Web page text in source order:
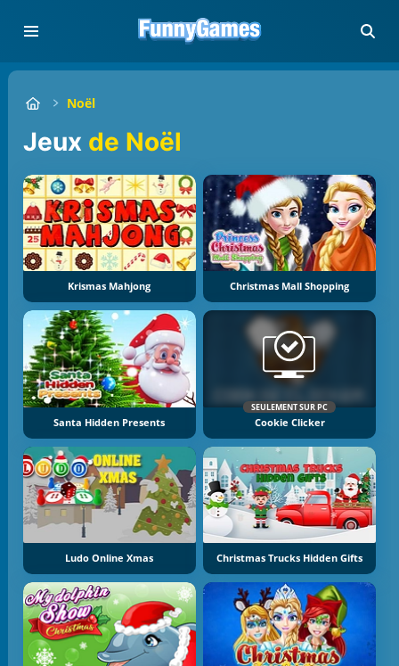
Noël
Jeux de Noël
Krismas Mahjong Christmas Mall Shopping
Santa Hidden Presents
SEULEMENT SUR PC
Cookie Clicker
Ludo Online Xmas Christmas Trucks Hidden Gifts